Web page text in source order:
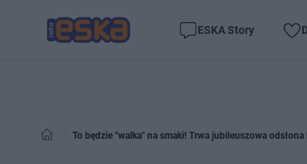
ESKA Story
To będzie ''walka'' na smaki! Trwa jubileuszowa